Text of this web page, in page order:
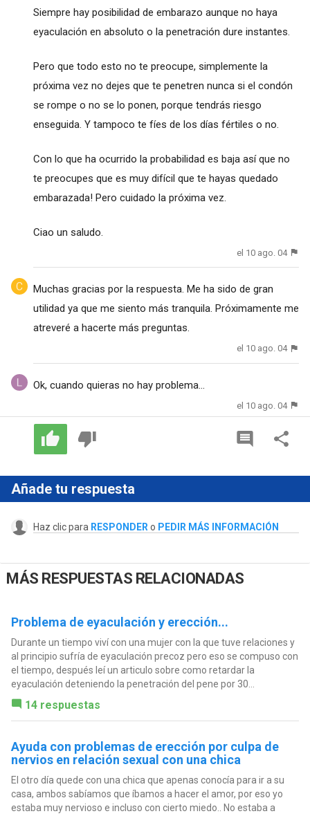
Siempre hay posibilidad de embarazo aunque no haya
eyaculación en absoluto o la penetración dure instantes.
Pero que todo esto no te preocupe, simplemente la
próxima vez no dejes que te penetren nunca si el condón
se rompe o no se lo ponen, porque tendrás riesgo
enseguida. Y tampoco te fíes de los días fértiles o no.
Con lo que ha ocurrido la probabilidad es baja así que no
te preocupes que es muy difícil que te hayas quedado
embarazada! Pero cuidado la próxima vez.
Ciao un saludo.
el 10 ago. 04
Muchas gracias por la respuesta. Me ha sido de gran
utilidad ya que me siento más tranquila. Próximamente me
atreveré a hacerte más preguntas.
el 10 ago. 04
Ok, cuando quieras no hay problema...
el 10 ago. 04
Añade tu respuesta
Haz clic para RESPONDER o PEDIR MÁS INFORMACIÓN
MÁS RESPUESTAS RELACIONADAS
Problema de eyaculación y erección...
Durante un tiempo viví con una mujer con la que tuve relaciones y
al principio sufría de eyaculación precoz pero eso se compuso con
el tiempo, después leí un articulo sobre como retardar la
eyaculación deteniendo la penetración del pene por 30...
14 respuestas
Ayuda con problemas de erección por culpa de
nervios en relación sexual con una chica
El otro día quede con una chica que apenas conocía para ir a su
casa, ambos sabíamos que íbamos a hacer el amor, por eso yo
estaba muy nervioso e incluso con cierto miedo.. No estaba a